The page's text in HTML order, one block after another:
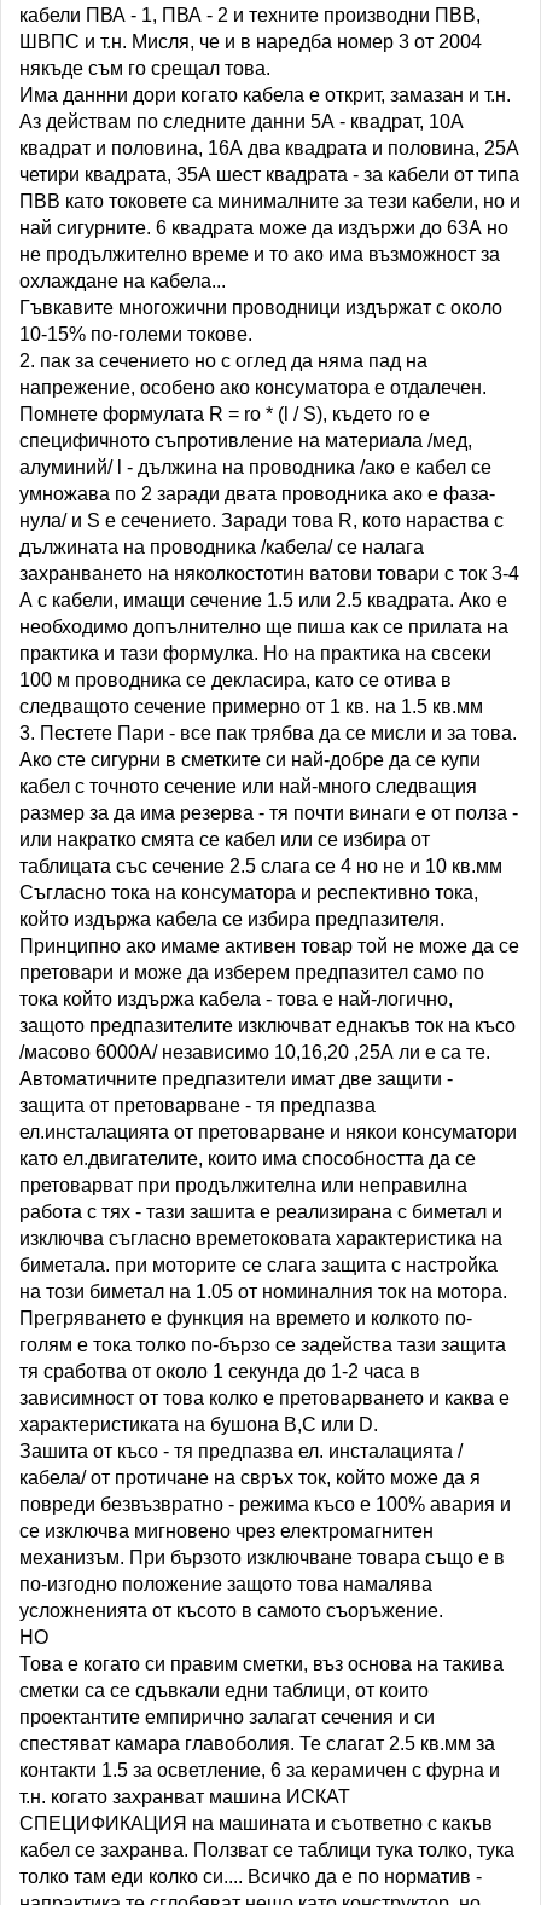
кабели ПВА - 1, ПВА - 2 и техните производни ПВВ,
ШВПС и т.н. Мисля, че и в наредба номер 3 от 2004
някъде съм го срещал това.
Има даннни дори когато кабела е открит, замазан и т.н.
Аз действам по следните данни 5А - квадрат, 10А
квадрат и половина, 16А два квадрата и половина, 25А
четири квадрата, 35А шест квадрата - за кабели от типа
ПВВ като токовете са минималните за тези кабели, но и
най сигурните. 6 квадрата може да издържи до 63А но
не продължително време и то ако има възможност за
охлаждане на кабела...
Гъвкавите многожични проводници издържат с около
10-15% по-големи токове.
2. пак за сечението но с оглед да няма пад на
напрежение, особено ако консуматора е отдалечен.
Помнете формулата R = ro * (l / S), където ro е
специфичното съпротивление на материала /мед,
алуминий/ l - дължина на проводника /ако е кабел се
умножава по 2 заради двата проводника ако е фаза-
нула/ и S e сечението. Заради това R, кото нараства с
дължината на проводника /кабела/ се налага
захранването на няколкостотин ватови товари с ток 3-4
А с кабели, имащи сечение 1.5 или 2.5 квадрата. Ако е
необходимо допълнително ще пиша как се прилата на
практика и тази формулка. Но на практика на свсеки
100 м проводника се декласира, като се отива в
следващото сечение примерно от 1 кв. на 1.5 кв.мм
3. Пестете Пари - все пак трябва да се мисли и за това.
Ако сте сигурни в сметките си най-добре да се купи
кабел с точното сечение или най-много следващия
размер за да има резерва - тя почти винаги е от полза -
или накратко смята се кабел или се избира от
таблицата със сечение 2.5 слага се 4 но не и 10 кв.мм
Съгласно тока на консуматора и респективно тока,
който издържа кабела се избира предпазителя.
Принципно ако имаме активен товар той не може да се
претовари и може да изберем предпазител само по
тока който издържа кабела - това е най-логично,
защото предпазителите изключват еднакъв ток на късо
/масово 6000А/ независимо 10,16,20 ,25А ли е са те.
Автоматичните предпазители имат две защити -
защита от претоварване - тя предпазва
ел.инсталацията от претоварване и някои консуматори
като ел.двигателите, които има способността да се
претоварват при продължителна или неправилна
работа с тях - тази зашита е реализирана с биметал и
изключва съгласно времетоковата характеристика на
биметала. при моторите се слага защита с настройка
на този биметал на 1.05 от номиналния ток на мотора.
Прегряването е функция на времето и колкото по-
голям е тока толко по-бързо се задейства тази защита
тя сработва от около 1 секунда до 1-2 часа в
зависимност от това колко е претоварването и каква е
характеристиката на бушона B,C или D.
Зашита от късо - тя предпазва ел. инсталацията /
кабела/ от протичане на свръх ток, който може да я
повреди безвъзвратно - режима късо е 100% авария и
се изключва мигновено чрез електромагнитен
механизъм. При бързото изключване товара също е в
по-изгодно положение защото това намалява
усложненията от късото в самото съоръжение.
НО
Това е когато си правим сметки, въз основа на такива
сметки са се сдъвкали едни таблици, от които
проектантите емпирично залагат сечения и си
спестяват камара главоболия. Те слагат 2.5 кв.мм за
контакти 1.5 за осветление, 6 за керамичен с фурна и
т.н. когато захранват машина ИСКАТ
СПЕЦИФИКАЦИЯ на машината и съответно с какъв
кабел се захранва. Ползват се таблици тука толко, тука
толко там еди колко си.... Всичко да е по норматив -